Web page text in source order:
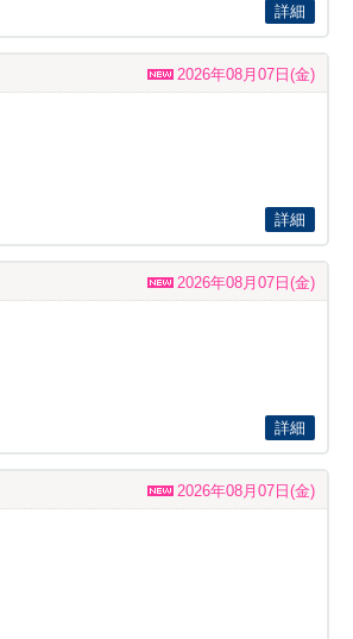
詳細
2026年08月07日(金)
詳細
2026年08月07日(金)
詳細
2026年08月07日(金)